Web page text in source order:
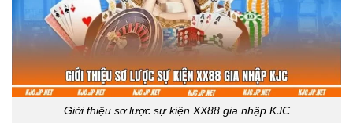
Giới thiệu sơ lược sự kiện XX88 gia nhập KJC